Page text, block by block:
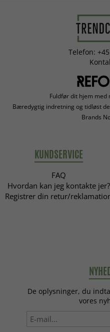
Telefon:
Fuldfør dit hjem med
Bæredygtig indretning og tidløst
Brands
KUNDSERVICE
FAQ
Hvordan kan jeg kontakte jer?
Registrer din retur/
De oplysninger, du
vores